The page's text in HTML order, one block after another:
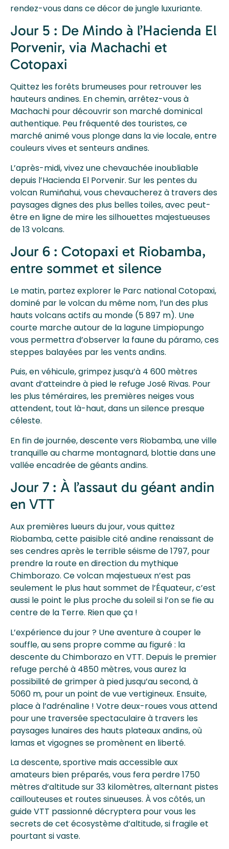
rendez-vous dans ce décor de jungle luxuriante.
Jour 5 : De Mindo à l’Hacienda El
Porvenir, via Machachi et
Cotopaxi
Quittez les forêts brumeuses pour retrouver les
hauteurs andines. En chemin, arrêtez-vous à
Machachi pour découvrir son marché dominical
authentique. Peu fréquenté des touristes, ce
marché animé vous plonge dans la vie locale, entre
couleurs vives et senteurs andines.
L’après-midi, vivez une chevauchée inoubliable
depuis l’Hacienda El Porvenir. Sur les pentes du
volcan Rumiñahui, vous chevaucherez à travers des
paysages dignes des plus belles toiles, avec peut-
être en ligne de mire les silhouettes majestueuses
de 13 volcans.
Jour 6 : Cotopaxi et Riobamba,
entre sommet et silence
Le matin, partez explorer le Parc national Cotopaxi,
dominé par le volcan du même nom, l’un des plus
hauts volcans actifs au monde (5 897 m). Une
courte marche autour de la lagune Limpiopungo
vous permettra d’observer la faune du páramo, ces
steppes balayées par les vents andins.
Puis, en véhicule, grimpez jusqu’à 4 600 mètres
avant d’atteindre à pied le refuge José Rivas. Pour
les plus téméraires, les premières neiges vous
attendent, tout là-haut, dans un silence presque
céleste.
En fin de journée, descente vers Riobamba, une ville
tranquille au charme montagnard, blottie dans une
vallée encadrée de géants andins.
Jour 7 : À l’assaut du géant andin
en VTT
Aux premières lueurs du jour, vous quittez
Riobamba, cette paisible cité andine renaissant de
ses cendres après le terrible séisme de 1797, pour
prendre la route en direction du mythique
Chimborazo. Ce volcan majestueux n’est pas
seulement le plus haut sommet de l’Équateur, c’est
aussi le point le plus proche du soleil si l’on se fie au
centre de la Terre. Rien que ça !
L’expérience du jour ? Une aventure à couper le
souffle, au sens propre comme au figuré : la
descente du Chimborazo en VTT. Depuis le premier
refuge perché à 4850 mètres, vous aurez la
possibilité de grimper à pied jusqu’au second, à
5060 m, pour un point de vue vertigineux. Ensuite,
place à l’adrénaline ! Votre deux-roues vous attend
pour une traversée spectaculaire à travers les
paysages lunaires des hauts plateaux andins, où
lamas et vigognes se promènent en liberté.
La descente, sportive mais accessible aux
amateurs bien préparés, vous fera perdre 1750
mètres d’altitude sur 33 kilomètres, alternant pistes
caillouteuses et routes sinueuses. À vos côtés, un
guide VTT passionné décryptera pour vous les
secrets de cet écosystème d’altitude, si fragile et
pourtant si vaste.